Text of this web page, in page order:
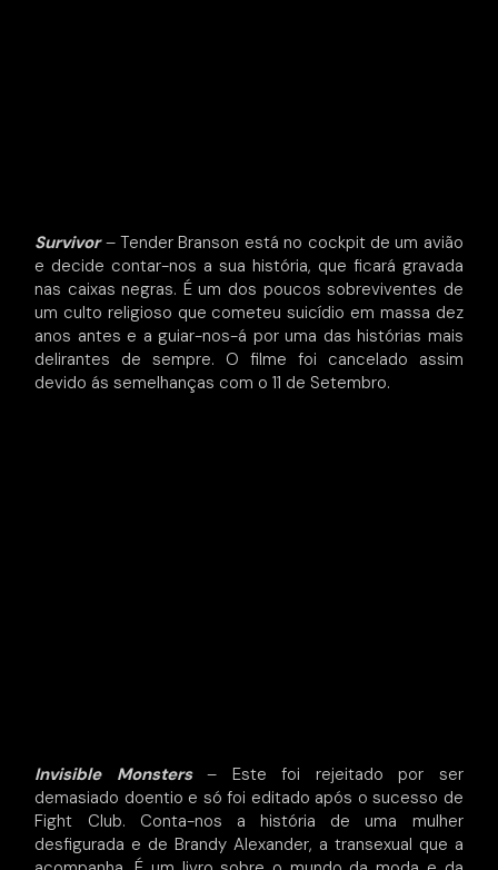
Survivor– Tender Branson está no cockpit de um avião
e decide contar-nos a sua história, que ficará gravada
nas caixas negras. É um dos poucos sobreviventes de
um culto religioso que cometeu suicídio em massa dez
anos antes e a guiar-nos-á por uma das histórias mais
delirantes de sempre. O filme foi cancelado assim
devido ás semelhanças com o 11 de Setembro.
Invisible Monsters– Este foi rejeitado por ser
demasiado doentio e só foi editado após o sucesso de
Fight Club. Conta-nos a história de uma mulher
desfigurada e de Brandy Alexander, a transexual que a